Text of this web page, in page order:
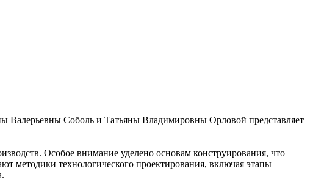
Валерьевны Соболь и Татьяны Владимировны Орловой представляет
Особое внимание уделено основам конструирования, что
методики технологического проектирования, включая этапы